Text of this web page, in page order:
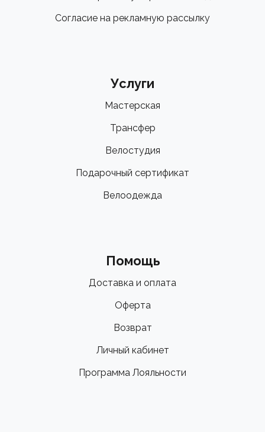
Согласие на рекламную рассылку
Услуги
Мастерская
Трансфер
Велостудия
Подарочный сертификат
Велоодежда
Помощь
Доставка и оплата
Оферта
Возврат
Личный кабинет
Программа Лояльности